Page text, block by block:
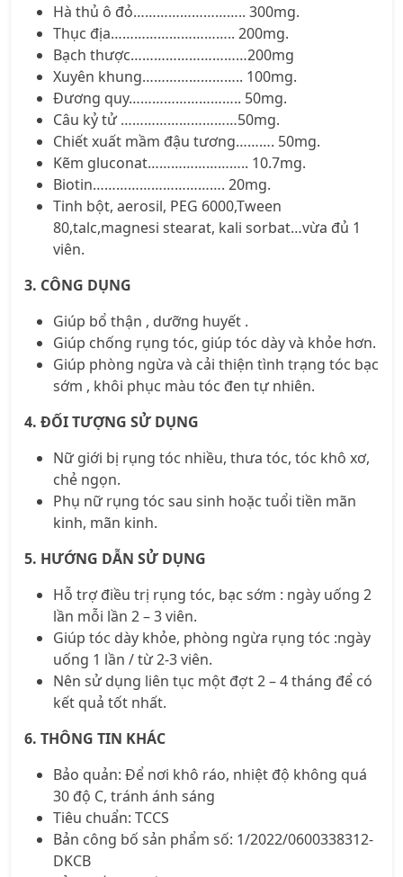
Hà thủ ô đỏ……………………….. 300mg.
Thục địa………………………….. 200mg.
Bạch thược…………………………200mg
Xuyên khung…………………….. 100mg.
Đương quy……………………….. 50mg.
Câu kỷ tử …………………………50mg.
Chiết xuất mầm đậu tương………. 50mg.
Kẽm gluconat…………………….. 10.7mg.
Biotin……………………………. 20mg.
Tinh bột, aerosil, PEG 6000,Tween
80,talc,magnesi stearat, kali sorbat…vừa đủ 1
viên.
3. CÔNG DỤNG
Giúp bổ thận , dưỡng huyết .
Giúp chống rụng tóc, giúp tóc dày và khỏe hơn.
Giúp phòng ngừa và cải thiện tình trạng tóc bạc
sớm , khôi phục màu tóc đen tự nhiên.
4. ĐỐI TƯỢNG SỬ DỤNG
Nữ giới bị rụng tóc nhiều, thưa tóc, tóc khô xơ,
chẻ ngọn.
Phụ nữ rụng tóc sau sinh hoặc tuổi tiền mãn
kinh, mãn kinh.
5. HƯỚNG DẪN SỬ DỤNG
Hỗ trợ điều trị rụng tóc, bạc sớm : ngày uống 2
lần mỗi lần 2 – 3 viên.
Giúp tóc dày khỏe, phòng ngừa rụng tóc :ngày
uống 1 lần / từ 2-3 viên.
Nên sử dụng liên tục một đợt 2 – 4 tháng để có
kết quả tốt nhất.
6. THÔNG TIN KHÁC
Bảo quản: Để nơi khô ráo, nhiệt độ không quá
30 độ C, tránh ánh sáng
Tiêu chuẩn: TCCS
Bản công bố sản phẩm số: 1/2022/0600338312-
DKCB